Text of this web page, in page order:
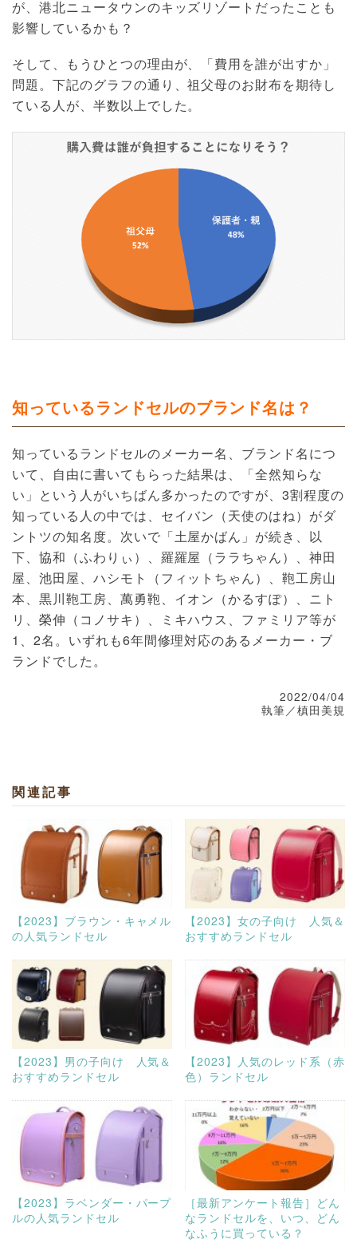
が、港北ニュータウンのキッズリゾートだったことも
影響しているかも？
そして、もうひとつの理由が、「費用を誰が出すか」
問題。下記のグラフの通り、祖父母のお財布を期待し
ている人が、半数以上でした。
知っているランドセルのブランド名は？
知っているランドセルのメーカー名、ブランド名につ
いて、自由に書いてもらった結果は、「全然知らな
い」という人がいちばん多かったのですが、3割程度の
知っている人の中では、セイバン（天使のはね）がダ
ントツの知名度。次いで「土屋かばん」が続き、以
下、協和（ふわりぃ）、羅羅屋（ララちゃん）、神田
屋、池田屋、ハシモト（フィットちゃん）、鞄工房山
本、黒川鞄工房、萬勇鞄、イオン（かるすぽ）、ニト
リ、榮伸（コノサキ）、ミキハウス、ファミリア等が
1、2名。いずれも6年間修理対応のあるメーカー・ブ
ランドでした。
2022/04/04
執筆／槙田美規
関連記事
【2023】ブラウン・キャメル
の人気ランドセル
【2023】女の子向け 人気＆
おすすめランドセル
【2023】男の子向け 人気＆
おすすめランドセル
【2023】人気のレッド系（赤
色）ランドセル
【2023】ラベンダー・パープ
ルの人気ランドセル
［最新アンケート報告］どん
なランドセルを、いつ、どん
なふうに買っている？